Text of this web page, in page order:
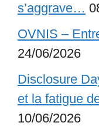
s’aggrave…
OVNIS –
24/06/2026
Disclosure
et la fatigue
10/06/2026